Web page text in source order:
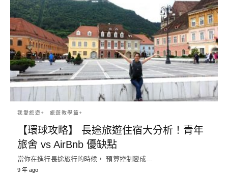
我愛旅遊+ 旅遊教學篇+
【環球攻略】 長途旅遊住宿大分析！青年
旅舍 vs AirBnb 優缺點
當你在進行長途旅行的時候， 預算控制變成...
9 年 ago